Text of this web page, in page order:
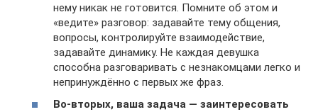
нему никак не готовится. Помните об этом и
«ведите» разговор: задавайте тему общения,
вопросы, контролируйте взаимодействие,
задавайте динамику. Не каждая девушка
способна разговаривать с незнакомцами легко и
непринуждённо с первых же фраз.
Во-вторых, ваша задача — заинтересовать